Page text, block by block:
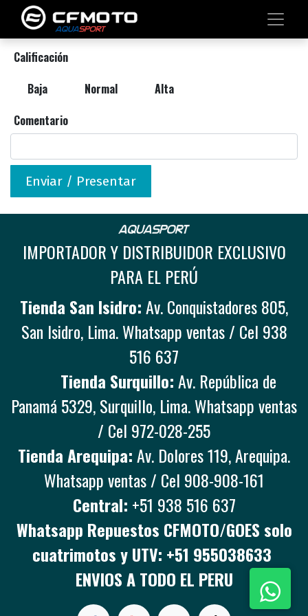
Calificación
Baja
Normal
Alta
Comentario
Enviar / Presentar
IMPORTADOR Y DISTRIBUIDOR EXCLUSIVO
PARA EL PERÚ
Tienda San Isidro:Av. Conquistadores 805,
San Isidro, Lima. Whatsapp ventas / Cel 938
516 637
Tienda Surquillo:Av. República de
Panamá 5329, Surquillo, Lima. Whatsapp ventas
/ Cel 972-028-255
Tienda Arequipa:Av. Dolores 119, Arequipa.
Whatsapp ventas / Cel 908-908-161
Central: +51 938 516 637
Whatsapp Repuestos CFMOTO/GOES solo
cuatrimotos y UTV: +51 955038633
ENVIOS A TODO EL PERU